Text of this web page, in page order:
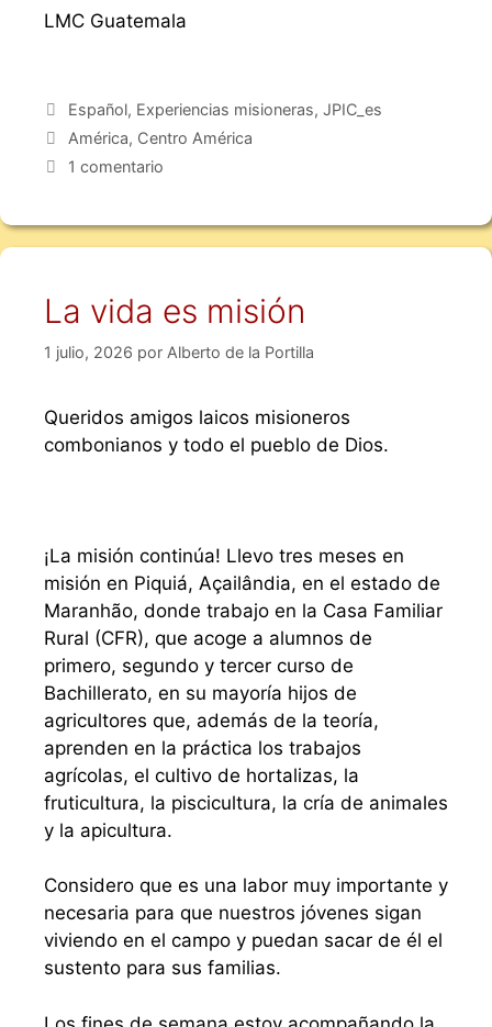
LMC Guatemala
Español, Experiencias misioneras, JPIC_es
América, Centro América
1 comentario
La vida es misión
1 julio, 2026 por Alberto de la Portilla
Queridos amigos laicos misioneros
combonianos y todo el pueblo de Dios.
¡La misión continúa! Llevo tres meses en
misión en Piquiá, Açailândia, en el estado de
Maranhão, donde trabajo en la Casa Familiar
Rural (CFR), que acoge a alumnos de
primero, segundo y tercer curso de
Bachillerato, en su mayoría hijos de
agricultores que, además de la teoría,
aprenden en la práctica los trabajos
agrícolas, el cultivo de hortalizas, la
fruticultura, la piscicultura, la cría de animales
y la apicultura.
Considero que es una labor muy importante y
necesaria para que nuestros jóvenes sigan
viviendo en el campo y puedan sacar de él el
sustento para sus familias.